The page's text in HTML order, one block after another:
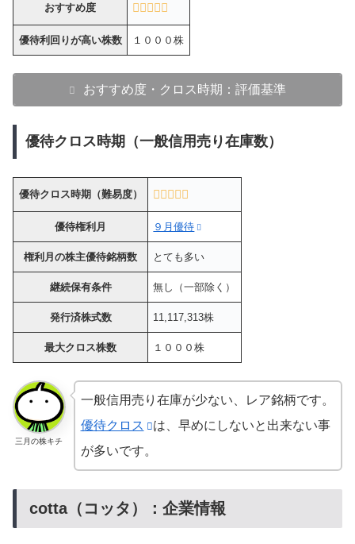
おすすめ度
優待利回りが高い株数 １０００株
おすすめ度・クロス時期：評価基準
優待クロス時期（一般信用売り在庫数）
優待クロス時期（難易度）
優待権利月 ９月優待
権利月の株主優待銘柄数 とても多い
継続保有条件 無し（一部除く）
発行済株式数 11,117,313株
最大クロス株数 １０００株
三月の株キチ
一般信用売り在庫が少ない、レア銘柄です。
優待クロス
は、早めにしないと出来ない事
が多いです。
cotta（コッタ）：企業情報